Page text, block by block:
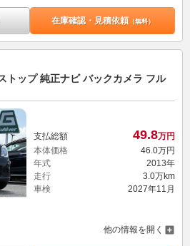
在庫確認・見積依頼（無料）
トップ 純正ナビ バックカメラ フル
支払総額 49.8万円
本体価格
46.0万円
年式
2013年
走行
3.0万km
車検
2027年11月
他の情報を開く